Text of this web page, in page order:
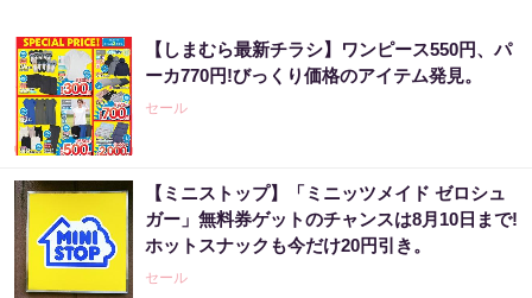
【しまむら最新チラシ】ワンピース550円、パ
ーカ770円!びっくり価格のアイテム発見。
セール
【ミニストップ】「ミニッツメイド ゼロシュ
ガー」無料券ゲットのチャンスは8月10日まで!
ホットスナックも今だけ20円引き。
セール